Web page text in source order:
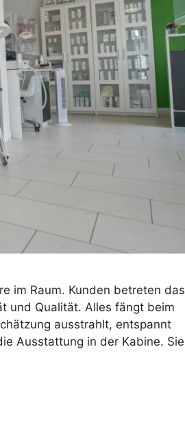
im Raum. Kunden betreten das
und Qualität. Alles fängt beim
ausstrahlt, entspannt
Ausstattung in der Kabine. Sie